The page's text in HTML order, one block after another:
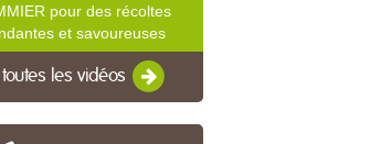
pour des récoltes
et savoureuses
toutes les vidéos